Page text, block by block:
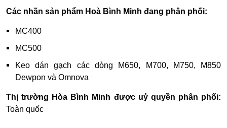
Các nhãn sản phẩm Hoà Bình Minh đang phân phối:
MC400
MC500
Keo dán gạch các dòng M650, M700, M750, M850
Dewpon và Omnova
Thị trường Hòa Bình Minh được uỷ quyền phân phối:
Toàn quốc